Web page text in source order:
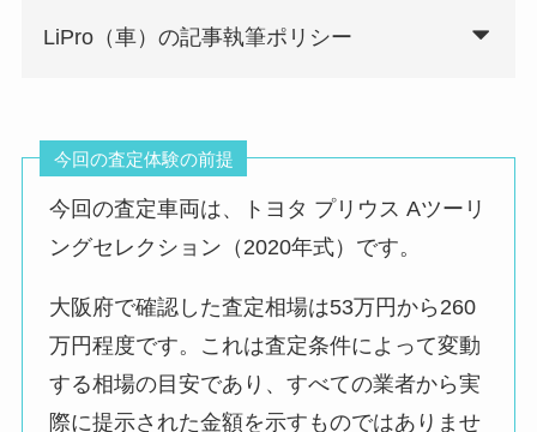
LiPro（車）の記事執筆ポリシー
今回の査定体験の前提
今回の査定車両は、トヨタ プリウス Aツーリ
ングセレクション（2020年式）です。
大阪府で確認した査定相場は53万円から260
万円程度です。これは査定条件によって変動
する相場の目安であり、すべての業者から実
際に提示された金額を示すものではありませ